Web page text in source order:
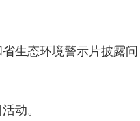
生态环境警示片披露问
动。